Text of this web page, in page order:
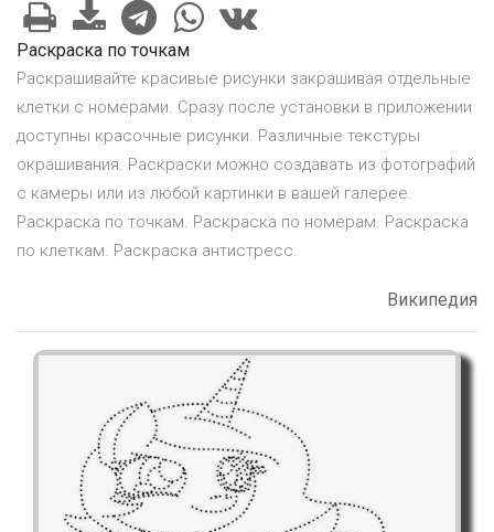
Раскраска по точкам
Раскрашивайте красивые рисунки закрашивая отдельные
клетки с номерами. Сразу после установки в приложении
доступны красочные рисунки. Различные текстуры
окрашивания. Раскраски можно создавать из фотографий
с камеры или из любой картинки в вашей галерее.
Раскраска по точкам. Раскраска по номерам. Раскраска
по клеткам. Раскраска антистресс.
Википедия